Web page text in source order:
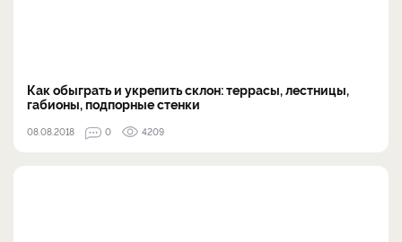
Как обыграть и укрепить склон: террасы, лестницы,
габионы, подпорные стенки
08.08.2018 0 4209